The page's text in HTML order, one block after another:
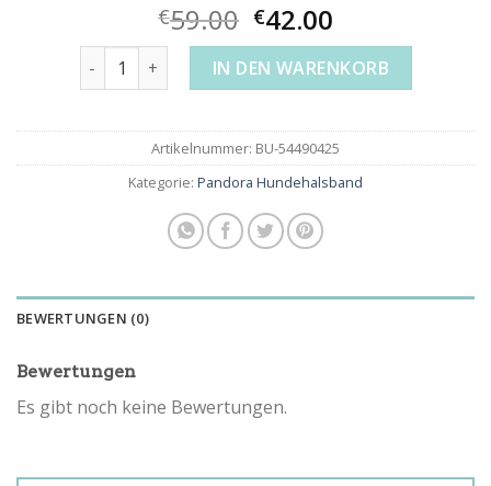
€59.00 €42.00
pandora hundehalsband Menge
IN DEN WARENKORB
Artikelnummer: BU-54490425
Kategorie: Pandora Hundehalsband
BEWERTUNGEN (0)
Bewertungen
Es gibt noch keine Bewertungen.